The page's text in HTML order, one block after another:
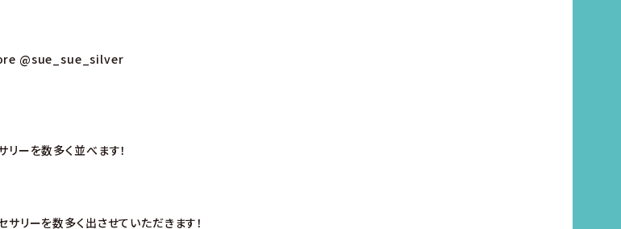
@sue_sue_silver
ーを数多く並べます！
リーを数多く出させていただきます！